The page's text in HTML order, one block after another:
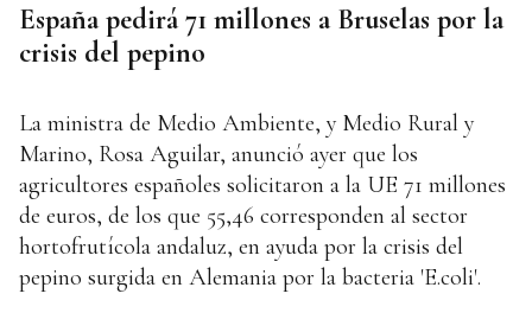
España pedirá 71 millones a Bruselas por la
crisis del pepino
La ministra de Medio Ambiente, y Medio Rural y
Marino, Rosa Aguilar, anunció ayer que los
agricultores españoles solicitaron a la UE 71 millones
de euros, de los que 55,46 corresponden al sector
hortofrutícola andaluz, en ayuda por la crisis del
pepino surgida en Alemania por la bacteria 'E.coli'.